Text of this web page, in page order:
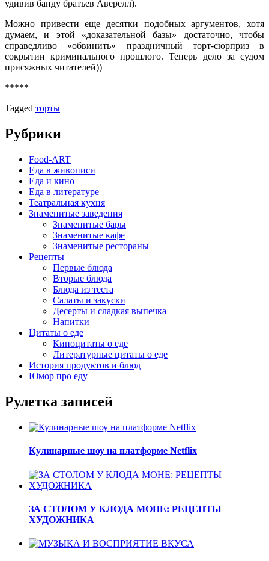
удивив банду братьев Аверелл).
Можно привести еще десятки подобных аргументов, хотя
думаем, и этой «доказательной базы» достаточно, чтобы
справедливо «обвинить» праздничный торт-сюрприз в
сокрытии криминального прошлого. Теперь дело за судом
присяжных читателей))
*****
Tagged торты
Рубрики
Food-ART
Еда в живописи
Еда и кино
Еда в литературе
Театральная кухня
Знаменитые заведения
Знаменитые бары
Знаменитые кафе
Знаменитые рестораны
Рецепты
Первые блюда
Вторые блюда
Блюда из теста
Салаты и закуски
Десерты и сладкая выпечка
Напитки
Цитаты о еде
Киноцитаты о еде
Литературные цитаты o еде
История продуктов и блюд
Юмор про еду
Рулетка записей
Кулинарные шоу на платформе Netflix
ЗА СТОЛОМ У КЛОДА МОНЕ: РЕЦЕПТЫ
ХУДОЖНИКА